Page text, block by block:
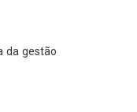
da gestão